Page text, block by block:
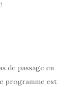
de passage en
programme est